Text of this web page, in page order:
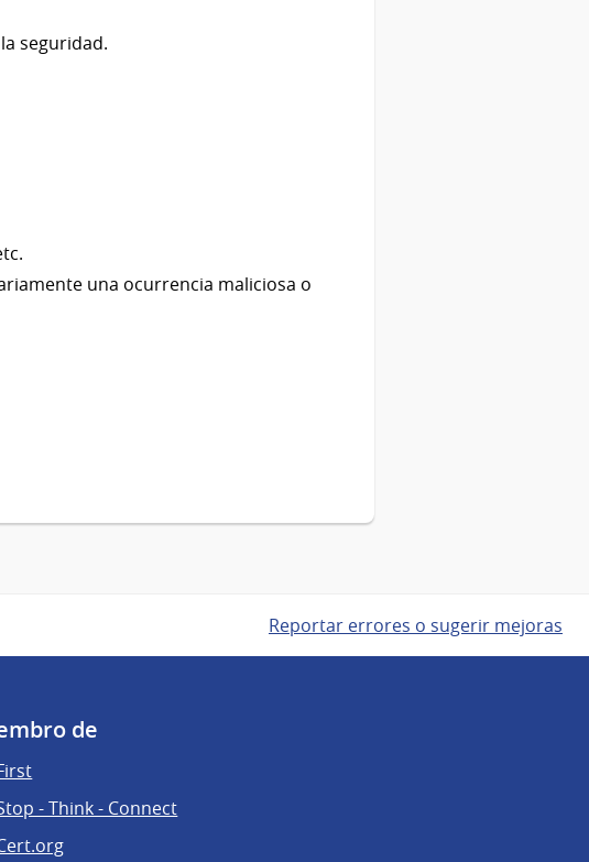
seguridad.
una ocurrencia maliciosa o
Reportar errores o sugerir mejoras
de
- Think - Connect